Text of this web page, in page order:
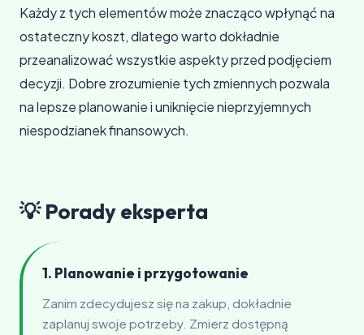
Każdy z tych elementów może znacząco wpłynąć na
ostateczny koszt, dlatego warto dokładnie
przeanalizować wszystkie aspekty przed podjęciem
decyzji. Dobre zrozumienie tych zmiennych pozwala
na lepsze planowanie i uniknięcie nieprzyjemnych
niespodzianek finansowych.
💡 Porady eksperta
1. Planowanie i przygotowanie
Zanim zdecydujesz się na zakup, dokładnie
zaplanuj swoje potrzeby. Zmierz dostępną